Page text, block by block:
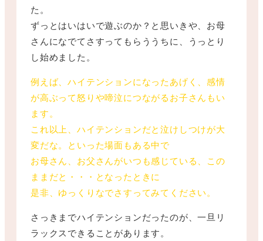
た。
ずっとはいはいで遊ぶのか？と思いきや、お母
さんになでてさすってもらううちに、うっとり
し始めました。
例えば、ハイテンションになったあげく、感情
が高ぶって怒りや啼泣につながるお子さんもい
ます。
これ以上、ハイテンションだと泣けしつけが大
変だな。といった場面もある中で
お母さん、お父さんがいつも感じている、この
ままだと・・・となったときに
是非、ゆっくりなでさすってみてください。
さっきまでハイテンションだったのが、一旦リ
ラックスできることがあります。